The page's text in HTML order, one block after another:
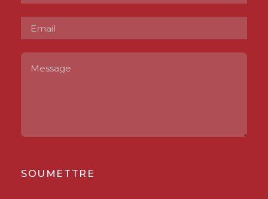
SOUMETTRE